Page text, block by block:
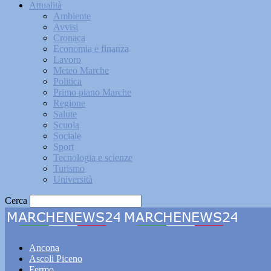
Attualità
Ambiente
Avvisi
Cronaca
Economia e finanza
Lavoro
Meteo Marche
Politica
Primo piano Marche
Regione
Salute
Scuola
Sociale
Sport
Tecnologia e scienze
Turismo
Università
Cerca
Ancona
Ascoli Piceno